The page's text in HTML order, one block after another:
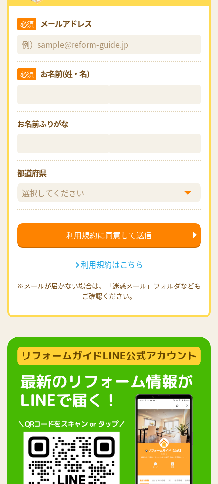
必須 メールアドレス
必須 お名前(姓・名)
お名前ふりがな
都道府県
利用規約はこちら
※メールが届かない場合は、「迷惑メール」フォルダなども
ご確認ください。